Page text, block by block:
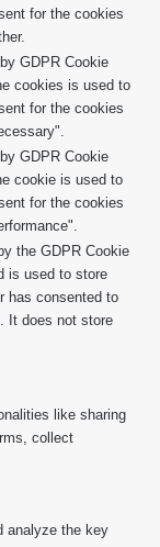
for the cookies
GDPR Cookie
cookies is used to
for the cookies
GDPR Cookie
cookie is used to
for the cookies
the GDPR Cookie
is used to store
has consented to
It does not store
like sharing
collect
analyze the key